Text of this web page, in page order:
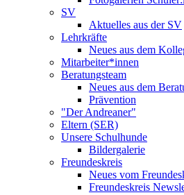
SV
Aktuelles aus der SV
Lehrkräfte
Neues aus dem
Mitarbeiter*innen
Beratungsteam
Neues aus dem
Prävention
"Der Andreaner"
Eltern (SER)
Unsere Schulhunde
Bildergalerie
Freundeskreis
Neues vom
Freundeskreis